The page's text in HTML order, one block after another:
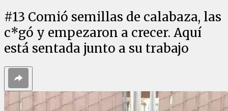
#13 Comió semillas de calabaza, las
c*gó y empezaron a crecer. Aquí
está sentada junto a su trabajo